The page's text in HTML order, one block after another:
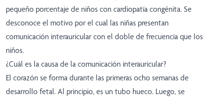
pequeño porcentaje de niños con cardiopatía congénita. Se
desconoce el motivo por el cual las niñas presentan
comunicación interauricular con el doble de frecuencia que los
niños.
¿Cuál es la causa de la comunicación interauricular?
El corazón se forma durante las primeras ocho semanas de
desarrollo fetal. Al principio, es un tubo hueco. Luego, se